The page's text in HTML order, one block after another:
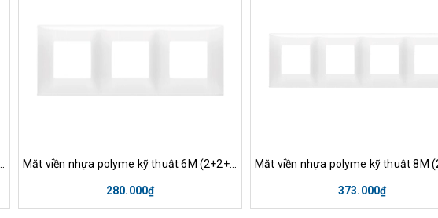
Mặt viền nhựa polyme kỹ thuật 6M (2+2+2) VIMAR - ITALY 09666
280.000₫ 373.000₫